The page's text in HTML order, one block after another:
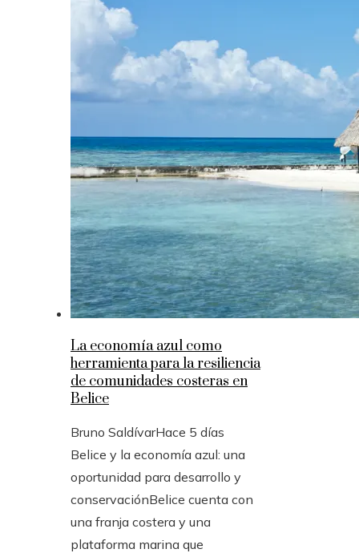
La economía azul como
herramienta para la resiliencia
de comunidades costeras en
Belice
Bruno SaldívarHace 5 días
Belice y la economía azul: una
oportunidad para desarrollo y
conservaciónBelice cuenta con
una franja costera y una
plataforma marina que